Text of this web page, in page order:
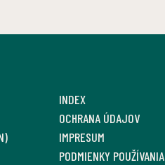
INDEX
OCHRANA ÚDAJOV
IMPRESUM
PODMIENKY POUŽÍVANIA